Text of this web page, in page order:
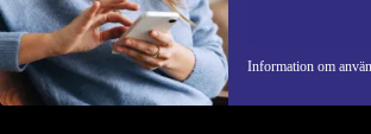
Information om
REFURBED SVERIGE -